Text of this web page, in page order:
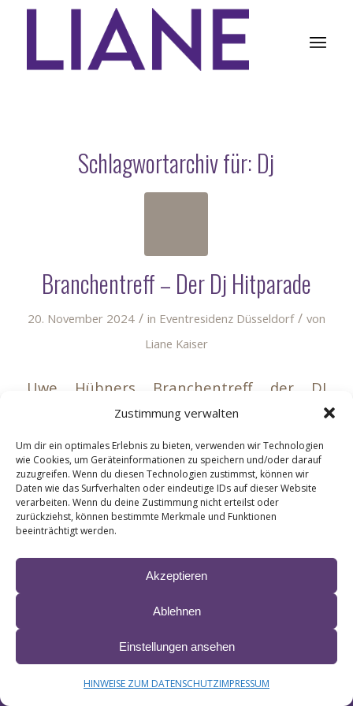
Zustimmung verwalten
Um dir ein optimales Erlebnis zu bieten, verwenden wir Technologien
wie Cookies, um Geräteinformationen zu speichern und/oder darauf
zuzugreifen. Wenn du diesen Technologien zustimmst, können wir
Daten wie das Surfverhalten oder eindeutige IDs auf dieser Website
verarbeiten. Wenn du deine Zustimmung nicht erteilst oder
zurückziehst, können bestimmte Merkmale und Funktionen
beeinträchtigt werden.
Akzeptieren
Ablehnen
Einstellungen ansehen
HINWEISE ZUM DATENSCHUTZIMPRESSUM
Schlagwortarchiv für: Dj
Branchentreff – Der Dj Hitparade
20. November 2024 / in Eventresidenz Düsseldorf / von
Liane Kaiser
Uwe Hübners Branchentreff der DJ
Nur für geladene Gäste aus der Branche
krobbdesign&Manfred Esser
BARRIEREFREIHEITSERKLÄRUNG